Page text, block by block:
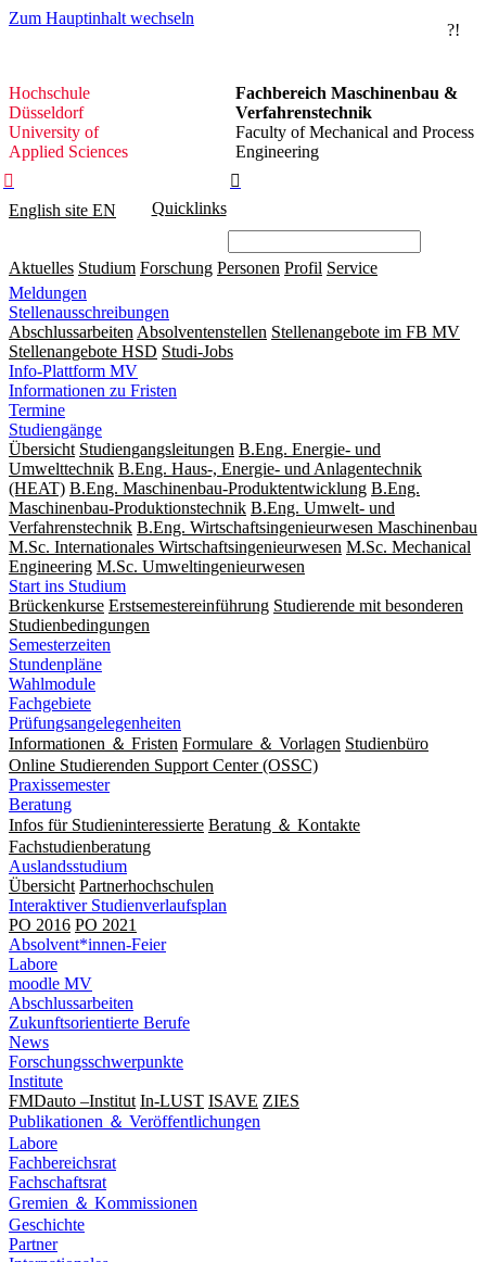
Zum Hauptinhalt wechseln
?!
Hochschule
Düsseldorf
Hochschule
Düsseldorf
University of
Applied Sciences
Fachbereich Maschinenbau &
Verfahrenstechnik
Faculty of Mechanical and Process
Engineering


English site EN Quicklinks
Aktuelles Studium Forschung Personen Profil Service
Meldungen
Stellenausschreibungen
Abschlussarbeiten Absolventenstellen Stellenangebote im FB MV
Stellenangebote HSD Studi-Jobs
Info-Plattform MV
Informationen zu Fristen
Termine
Studiengänge
Übersicht Studiengangsleitungen B.Eng. Energie- und
Umwelttechnik B.Eng. Haus-, Energie- und Anlagentechnik
(HEAT) B.Eng. Maschinenbau-Produktentwicklung B.Eng.
Maschinenbau-Produktionstechnik B.Eng. Umwelt- und
Verfahrenstechnik B.Eng. Wirtschaftsingenieurwesen Maschinenbau
M.Sc. Internationales Wirtschaftsingenieurwesen M.Sc. Mechanical
Engineering M.Sc. Um­welt­ingenieur­wesen
Start ins Studium
Brückenkurse Erstsemestereinführung Studierende mit besonderen
Studienbedingungen
Semesterzeiten
Stundenpläne
Wahlmodule
Fachgebiete
Prüfungsangelegenheiten
Informationen ＆ Fristen Formulare ＆ Vorlagen Studienbüro
Online Studierenden Support Center (OSSC)
Praxissemester
Beratung
Infos für Studieninteressierte Beratung ＆ Kontakte
Fachstudienberatung
Auslandsstudium
Übersicht Partnerhochschulen
Interaktiver Studienverlaufsplan
PO 2016 PO 2021
Absolvent*innen-Feier
Labore
moodle MV
Abschlussarbeiten
Zukunftsorientierte Berufe
News
Forschungsschwerpunkte
Institute
FMDauto –Institut In-LUST ISAVE ZIES
Publikationen ＆ Veröffentlichungen
Labore
Fachbereichsrat
Fachschaftsrat
Gremien ＆ Kommissionen
Geschichte
Partner